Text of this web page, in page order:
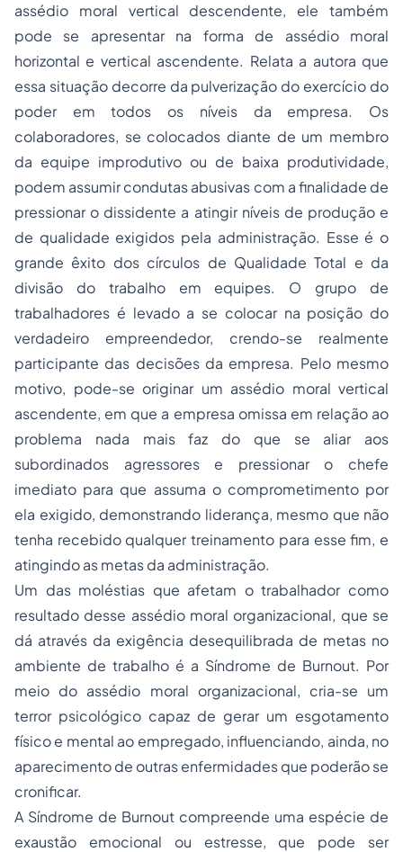
assédio moral vertical descendente, ele também
pode se apresentar na forma de assédio moral
horizontal e vertical ascendente. Relata a autora que
essa situação decorre da pulverização do exercício do
poder em todos os níveis da empresa. Os
colaboradores, se colocados diante de um membro
da equipe improdutivo ou de baixa produtividade,
podem assumir condutas abusivas com a finalidade de
pressionar o dissidente a atingir níveis de produção e
de qualidade exigidos pela administração. Esse é o
grande êxito dos círculos de Qualidade Total e da
divisão do trabalho em equipes. O grupo de
trabalhadores é levado a se colocar na posição do
verdadeiro empreendedor, crendo-se realmente
participante das decisões da empresa. Pelo mesmo
motivo, pode-se originar um assédio moral vertical
ascendente, em que a empresa omissa em relação ao
problema nada mais faz do que se aliar aos
subordinados agressores e pressionar o chefe
imediato para que assuma o comprometimento por
ela exigido, demonstrando liderança, mesmo que não
tenha recebido qualquer treinamento para esse fim, e
atingindo as metas da administração.
Um das moléstias que afetam o trabalhador como
resultado desse assédio moral organizacional, que se
dá através da exigência desequilibrada de metas no
ambiente de trabalho é a Síndrome de Burnout. Por
meio do assédio moral organizacional, cria-se um
terror psicológico capaz de gerar um esgotamento
físico e mental ao empregado, influenciando, ainda, no
aparecimento de outras enfermidades que poderão se
cronificar.
A Síndrome de Burnout compreende uma espécie de
exaustão emocional ou estresse, que pode ser